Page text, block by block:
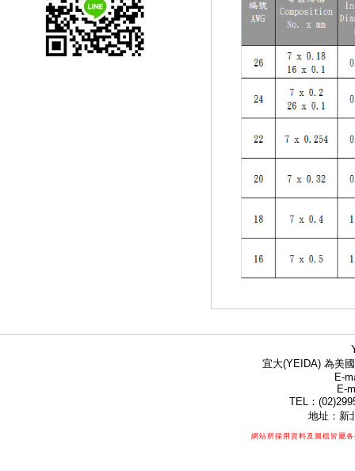
宜大(YEIDA) 為美
E-
E-
TEL：
地址：新
網站所採用資料及圖檔皆屬